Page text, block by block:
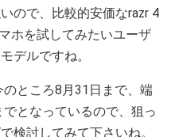
ので、比較的安価なrazr 4
ホを試してみたいユーザ
デルですね。
ところ8月31日まで、端
となっているので、狙っ
検討してみて下さいね。